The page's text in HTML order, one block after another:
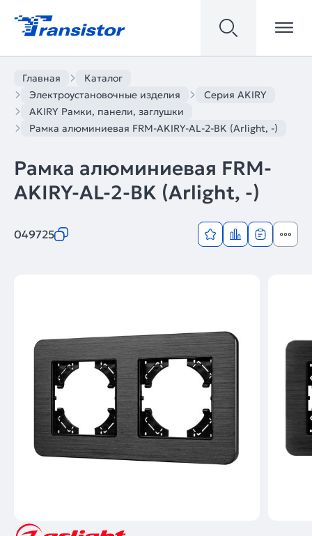
Главная
Каталог
Электроустановочные изделия
Серия AKIRY
AKIRY Рамки, панели, заглушки
Рамка алюминиевая FRM-AKIRY-AL-2-BK (Arlight, -)
Рамка алюминиевая FRM-
AKIRY-AL-2-BK (Arlight, -)
049725